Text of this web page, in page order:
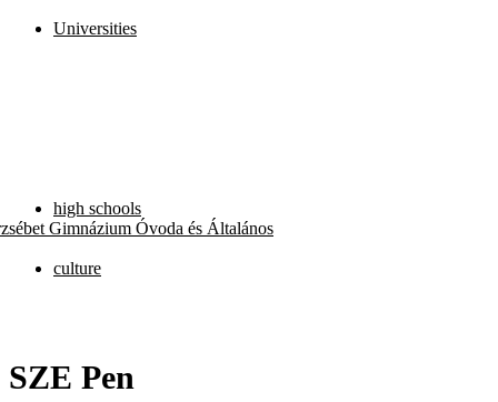
Universities
high schools
Gimnázium Óvoda és Általános
culture
SZE Pen